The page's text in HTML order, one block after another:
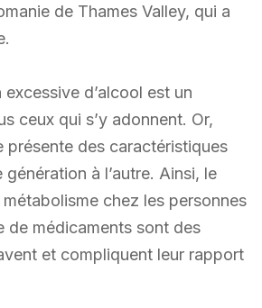
de Thames Valley, qui a
d’alcool est un
ceux qui s’y adonnent. Or,
présente des caractéristiques
génération à l’autre. Ainsi, le
chez les personnes
de médicaments sont des
et compliquent leur rapport